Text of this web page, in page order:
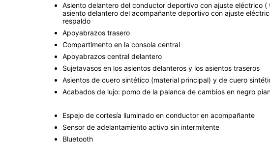
Asiento delantero del conductor deportivo con ajuste eléctrico
asiento delantero del acompañante deportivo con ajuste
respaldo
Apoyabrazos trasero
Compartimento en la consola central
Apoyabrazos central delantero
Sujetavasos en los asientos delanteros y los asientos traseros
Asientos de cuero sintético (material principal) y de cuero
Acabados de lujo: pomo de la palanca de cambios en negro
Espejo de cortesía iluminado en conductor en acompañante
Sensor de adelantamiento activo sin intermitente
Bluetooth